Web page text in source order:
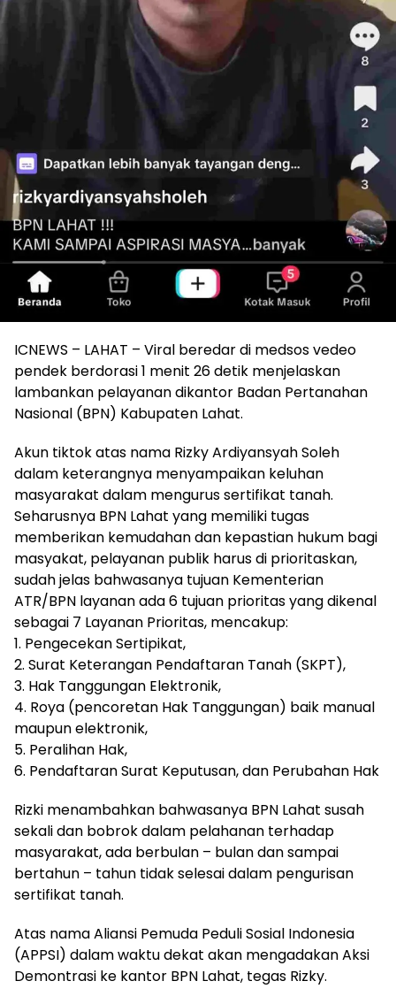
ICNEWS – LAHAT – Viral beredar di medsos vedeo
pendek berdorasi 1 menit 26 detik menjelaskan
lambankan pelayanan dikantor Badan Pertanahan
Nasional (BPN) Kabupaten Lahat.
Akun tiktok atas nama Rizky Ardiyansyah Soleh
dalam keterangnya menyampaikan keluhan
masyarakat dalam mengurus sertifikat tanah.
Seharusnya BPN Lahat yang memiliki tugas
memberikan kemudahan dan kepastian hukum bagi
masyakat, pelayanan publik harus di prioritaskan,
sudah jelas bahwasanya tujuan Kementerian
ATR/BPN layanan ada 6 tujuan prioritas yang dikenal
sebagai 7 Layanan Prioritas, mencakup:
1. Pengecekan Sertipikat,
2. Surat Keterangan Pendaftaran Tanah (SKPT),
3. Hak Tanggungan Elektronik,
4. Roya (pencoretan Hak Tanggungan) baik manual
maupun elektronik,
5. Peralihan Hak,
6. Pendaftaran Surat Keputusan, dan Perubahan Hak
Rizki menambahkan bahwasanya BPN Lahat susah
sekali dan bobrok dalam pelahanan terhadap
masyarakat, ada berbulan – bulan dan sampai
bertahun – tahun tidak selesai dalam pengurisan
sertifikat tanah.
Atas nama Aliansi Pemuda Peduli Sosial Indonesia
(APPSI) dalam waktu dekat akan mengadakan Aksi
Demontrasi ke kantor BPN Lahat, tegas Rizky.